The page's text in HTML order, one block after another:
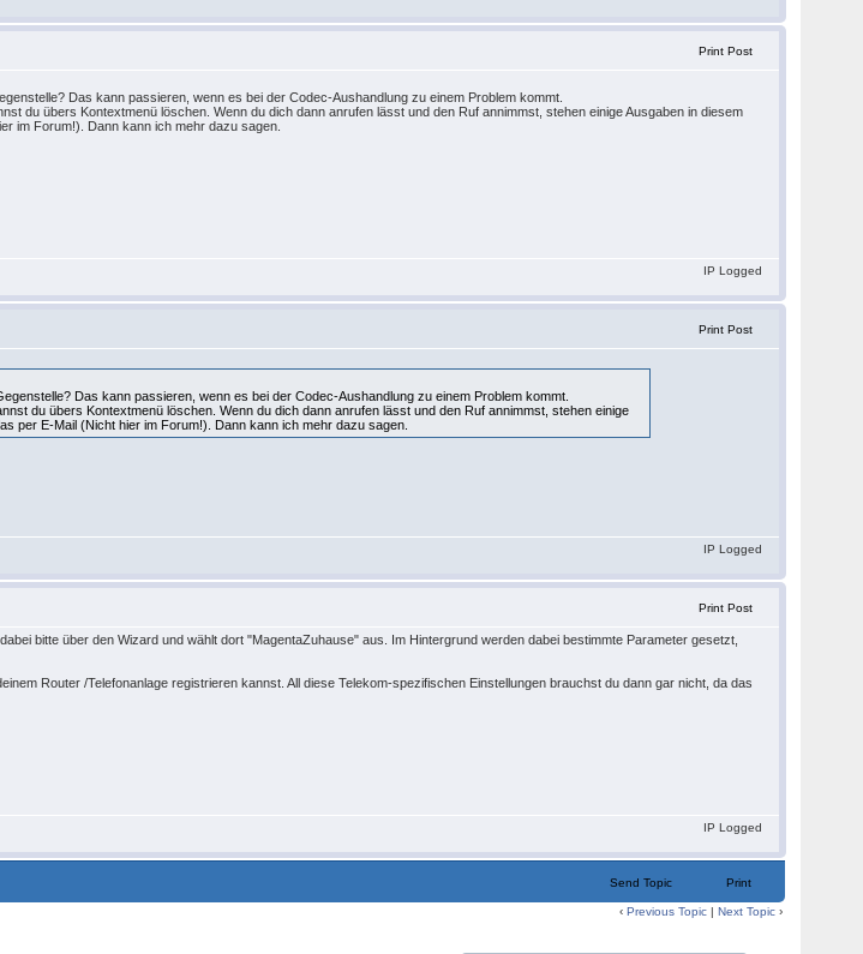
Print Post
Das kann passieren, wenn es bei der Codec-Aushandlung zu einem Problem kommt.
du übers Kontextmenü löschen. Wenn du dich dann anrufen lässt und den Ruf annimmst, stehen einige Ausgaben in diesem
im Forum!). Dann kann ich mehr dazu sagen.
IP Logged
Print Post
Das kann passieren, wenn es bei der Codec-Aushandlung zu einem Problem kommt.
du übers Kontextmenü löschen. Wenn du dich dann anrufen lässt und den Ruf annimmst, stehen einige
per E-Mail (Nicht hier im Forum!). Dann kann ich mehr dazu sagen.
IP Logged
Print Post
bitte über den Wizard und wählt dort "MagentaZuhause" aus. Im Hintergrund werden dabei bestimmte Parameter gesetzt,
Router /Telefonanlage registrieren kannst. All diese Telekom-spezifischen Einstellungen brauchst du dann gar nicht, da das
IP Logged
Send Topic Print
‹Previous Topic |Next Topic ›